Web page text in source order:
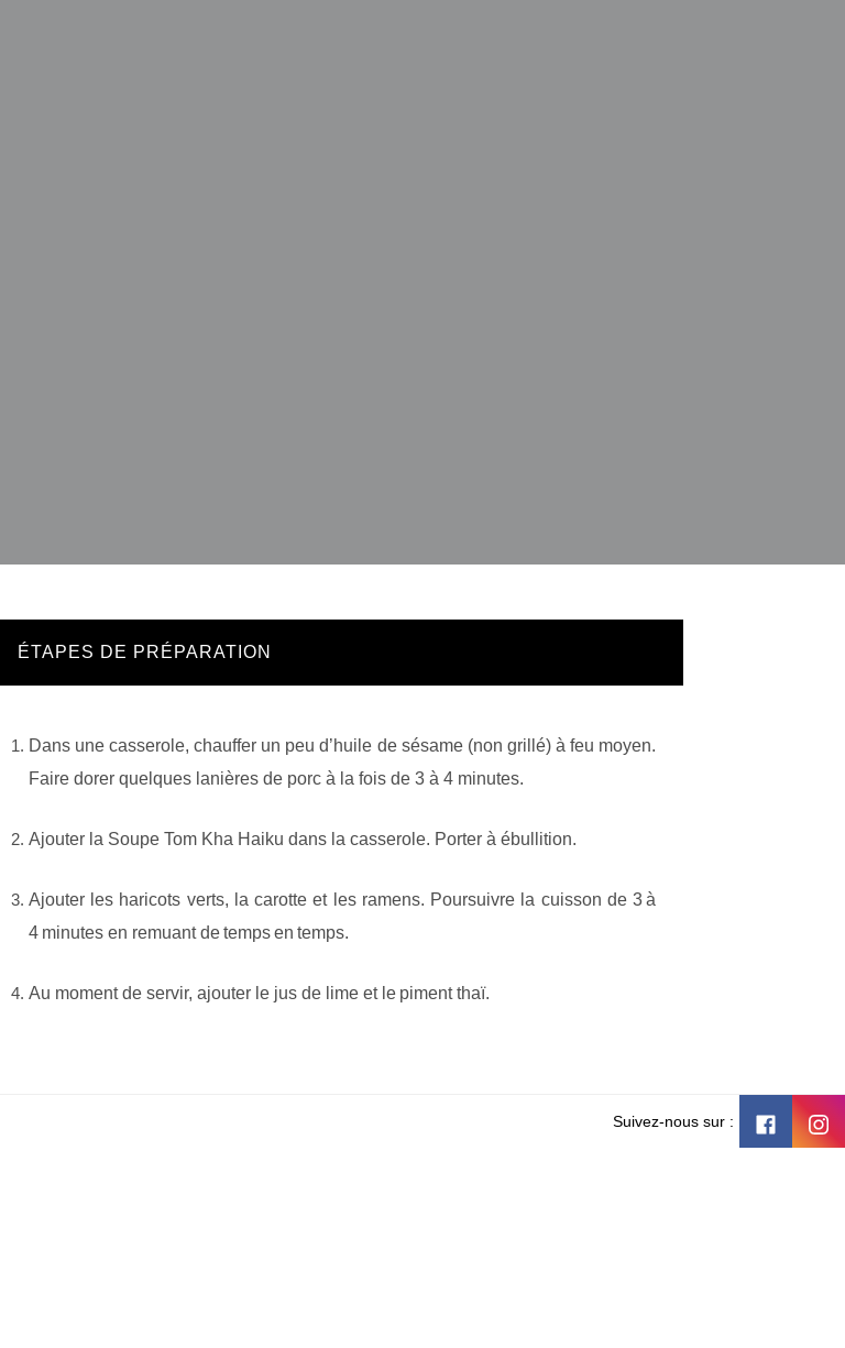
ÉTAPES DE PRÉPARATION
Dans une casserole, chauffer un peu d’huile de sésame (non grillé) à feu moyen.
Faire dorer quelques lanières de porc à la fois de 3 à 4 minutes.
Ajouter la Soupe Tom Kha Haiku dans la casserole. Porter à ébullition.
Ajouter les haricots verts, la carotte et les ramens. Poursuivre la cuisson de 3 à
4 minutes en remuant de temps en temps.
Au moment de servir, ajouter le jus de lime et le piment thaï.
Suivez-nous sur :